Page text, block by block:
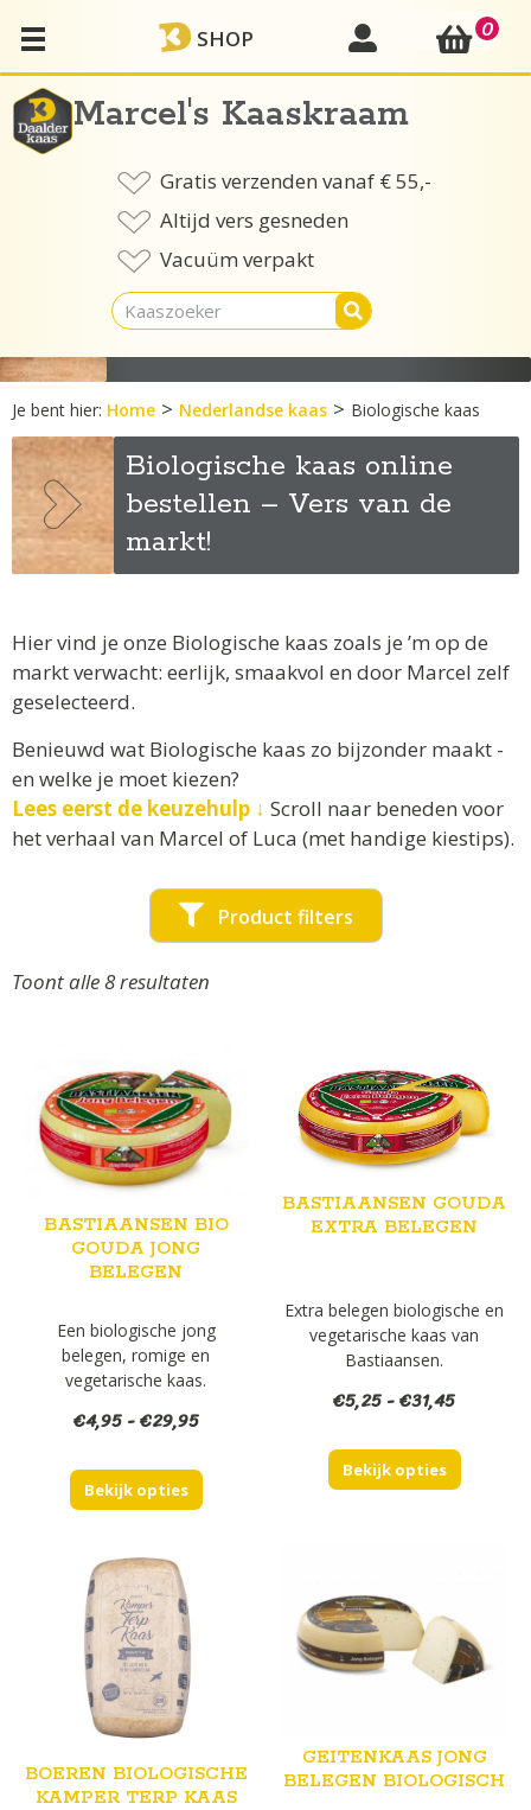
naar
de
inhoud
SHOP mijn account 0
Marcel's Kaaskraam
Gratis verzenden vanaf € 55,-
Altijd vers gesneden
Vacuüm verpakt
Je bent hier: Home > Nederlandse kaas > Biologische kaas
Biologische kaas online
bestellen – Vers van de
markt!
Hier vind je onze Biologische kaas zoals je ’m op de
markt verwacht: eerlijk, smaakvol en door Marcel zelf
geselecteerd.
Benieuwd wat Biologische kaas zo bijzonder maakt -
en welke je moet kiezen?
Lees eerst de keuzehulp ↓ Scroll naar beneden voor
het verhaal van Marcel of Luca (met handige kiestips).
Product filters
Toont alle 8 resultaten
BASTIAANSEN BIO
GOUDA JONG
BELEGEN
Een biologische jong
belegen, romige en
vegetarische kaas.
€4,95-€29,95Prijsklasse:
tot
Bekijk opties
BASTIAANSEN GOUDA
EXTRA BELEGEN
Extra belegen biologische en
vegetarische kaas van
Bastiaansen.
€5,25-€31,45
tot
Bekijk opties
BOEREN BIOLOGISCHE
KAMPER TERP KAAS
GEITENKAAS JONG
BELEGEN BIOLOGISCH